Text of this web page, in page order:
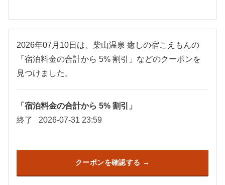
2026年07月10日は、柴山温泉 癒しの宿こえもんの
「宿泊料金の合計から 5% 割引」などのクーポンを
見つけました。
「宿泊料金の合計から 5% 割引」
終了
2026-07-31 23:59
クーポンを確認する